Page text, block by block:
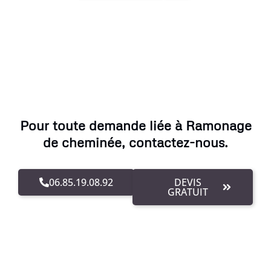
Pour toute demande liée à Ramonage
de cheminée, contactez-nous.
06.85.19.08.92 DEVIS
GRATUIT